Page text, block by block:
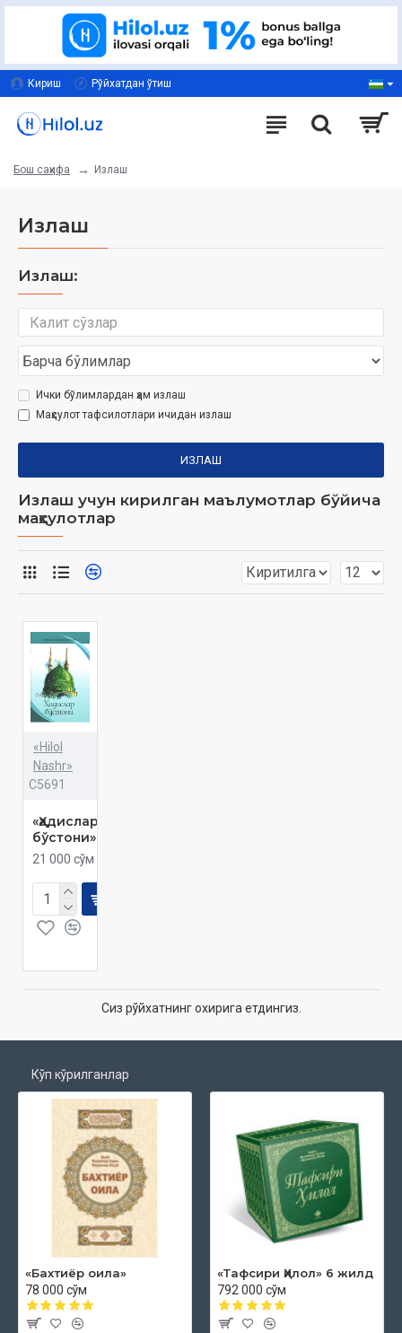
Кириш Рўйхатдан ўтиш
Бош саҳифа Излаш
Излаш
Излаш:
Ички бўлимлардан ҳам излаш
Маҳсулот тафсилотлари ичидан излаш
ИЗЛАШ
Излаш учун кирилган маълумотлар бўйича
маҳсулотлар
«Hilol
Nashr»
C5691
«Ҳадислар
бўстони»
21 000 сўм
Сиз рўйхатнинг охирига етдингиз.
Кўп кўрилганлар
«Бахтиёр оила»
78 000 сўм
«Тафсири Ҳилол» 6 жилд
792 000 сўм